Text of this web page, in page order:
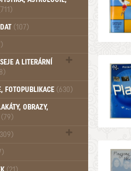
(107)
A LITERÁRNÍ
snáře, přísloví,
FOTOPUBLIKACE (630)
OBRAZY,
(79)
Báje, Pověsti (204)
(21)